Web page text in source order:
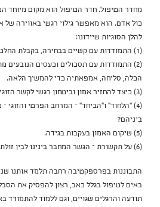
מחדר הטיפול. חדר הטיפול הוא מקום מיוחד
כול אדם. הוא מאפשר גילוי רגשי באווירה של
להלן הסוגיות שיידונו:
(1) התמודדות עם קשיים בבחירה, בקבלת החלטות – בתחום האישי והמקצועי.
(2) התמודדות עם תסכולים וכעסים הנובעים
הכלה, סליחה, אמפאתיה כדי להמשיך הלאה.
(3) כיצד להחזיר אמון וביטחון רגשי לקשר הזוגי ?
(4) "הלחוד" ו"הביחד" – המרחב הפרטי והזוגי
ביניהם?
(5) שיקום האמון בעקבות בגידה.
(6) על תקשורת – הגשר המחבר בינינו לבין זולתנו.
התבוננות בפרספקטיבה רחבה תלמד אותנו
באים לטיפול בגלל כאב, רצון להפסיק את
תודעה והרגלים שגויים, וגם ללמוד להתמודד